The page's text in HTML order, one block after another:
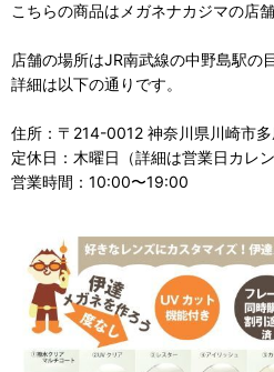
こちらの商品はメガネナカジマの店
店舗の場所はJR南武線の中野島駅の
詳細は以下の通りです。
住所：〒214-0012 神奈川県川崎市
定休日：木曜日（詳細は営業日カレ
営業時間：10:00〜19:00